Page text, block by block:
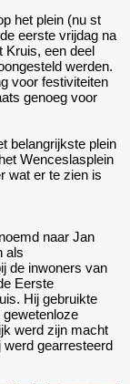
het plein (nu st
eerste vrijdag na
Kruis, een deel
werden.
voor festiviteiten
genoeg voor
belangrijkste plein
Wenceslasplein
wat er te zien is
naar Jan
als
de inwoners van
Eerste
Hij gebruikte
werd zijn macht
gearresteerd